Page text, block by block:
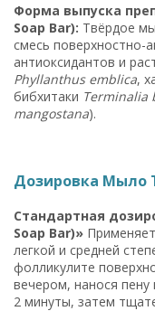
Форма выпуска
Soap Bar): Твёрдое
смесь поверхностно-
антиоксидантов и
Phyllanthus emblica,
бибхитаки Terminalia
mangostana).
Дозировка Мыло
Стандартная
Soap Bar)»
легкой и средней
фолликулите
вечером, нанося
2 минуты, затем